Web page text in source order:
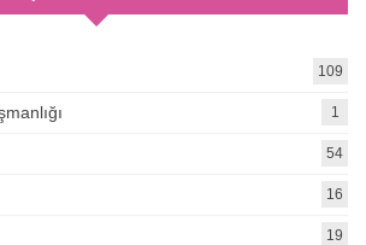
109
1
54
16
19